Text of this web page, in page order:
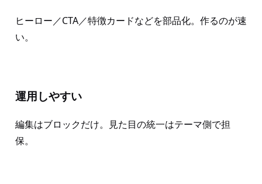
ヒーロー／CTA／特徴カードなどを部品化。作るのが速
い。
運用しやすい
編集はブロックだけ。見た目の統一はテーマ側で担
保。